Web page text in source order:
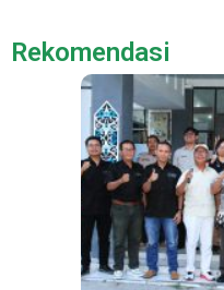
Rekomendasi